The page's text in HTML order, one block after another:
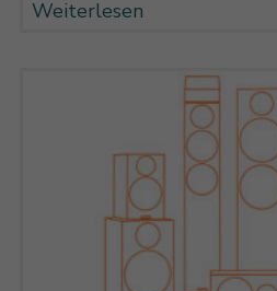
Weiterlesen